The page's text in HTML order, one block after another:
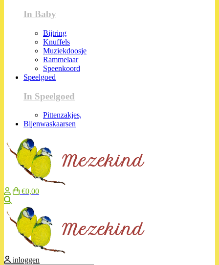
In Baby
Bijtring
Knuffels
Muziekdoosje
Rammelaar
Speenkoord
Speelgoed
In Speelgoed
Pittenzakjes,
Bijenwaskaarsen
€0,00
inloggen